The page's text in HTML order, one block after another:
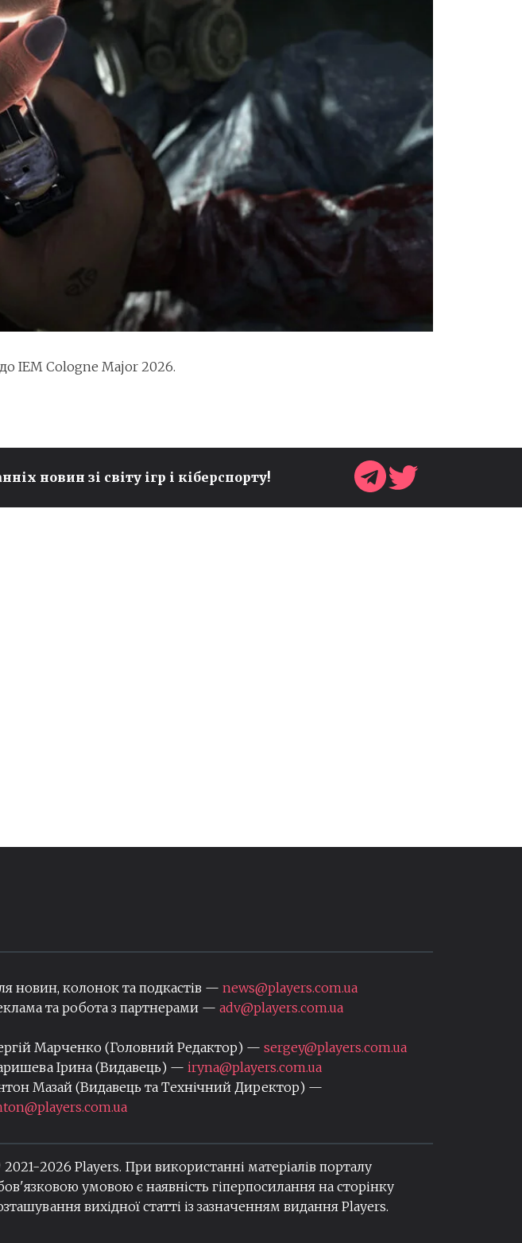
IEM Cologne Major 2026.
новин зі світу ігр і кіберспорту!
НА
ADC
ОЧІЛЬНИК SONIC TEAM
АНОНСУВАВ НОВІ
новин, колонок та подкастів — news@players.com.ua
та робота з партнерами — adv@players.com.ua
Марченко (Головний Редактор) — sergey@players.com.ua
Ірина (Видавець) — iryna@players.com.ua
Мазай (Видавець та Технічний Директор) —
2026 Players. При використанні матеріалів порталу
умовою є наявність гіперпосилання на сторінку
вихідної статті із зазначенням видання Players.